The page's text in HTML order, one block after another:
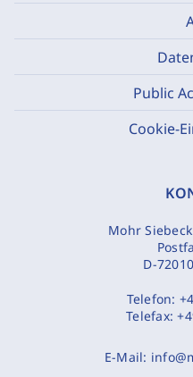
Public
Cookie-
Mohr
D-
Telefon:
Telefax:
E-Mail: